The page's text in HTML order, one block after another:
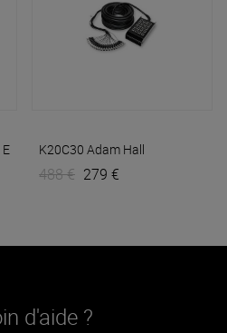
K20C30 Adam Hall
488 € 279 €
d'aide ?